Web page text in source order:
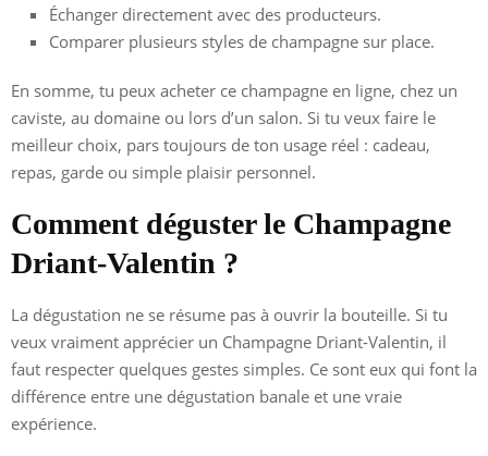
Échanger directement avec des producteurs.
Comparer plusieurs styles de champagne sur place.
En somme, tu peux acheter ce champagne en ligne, chez un
caviste, au domaine ou lors d’un salon. Si tu veux faire le
meilleur choix, pars toujours de ton usage réel : cadeau,
repas, garde ou simple plaisir personnel.
Comment déguster le Champagne
Driant-Valentin ?
La dégustation ne se résume pas à ouvrir la bouteille. Si tu
veux vraiment apprécier un Champagne Driant-Valentin, il
faut respecter quelques gestes simples. Ce sont eux qui font la
différence entre une dégustation banale et une vraie
expérience.